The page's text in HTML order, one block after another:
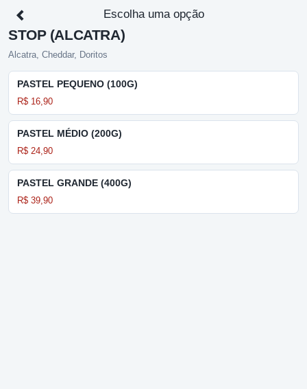
Escolha uma opção
STOP (ALCATRA)
Alcatra, Cheddar, Doritos
PASTEL PEQUENO (100G)
R$ 16,90
PASTEL MÉDIO (200G)
R$ 24,90
PASTEL GRANDE (400G)
R$ 39,90